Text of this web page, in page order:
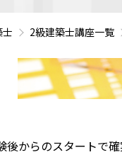
士 2級建築士講座一覧
後からのスタートで